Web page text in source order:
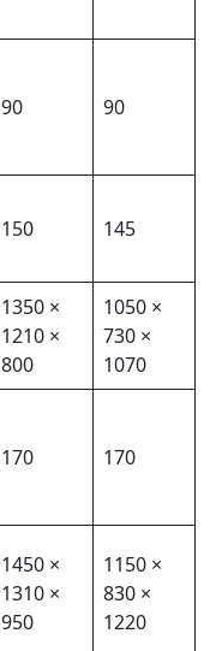
90 90
150 145
1350 ×
1210 ×
800
1050 ×
730 ×
1070
170 170
1450 ×
1310 ×
950
1150 ×
830 ×
1220